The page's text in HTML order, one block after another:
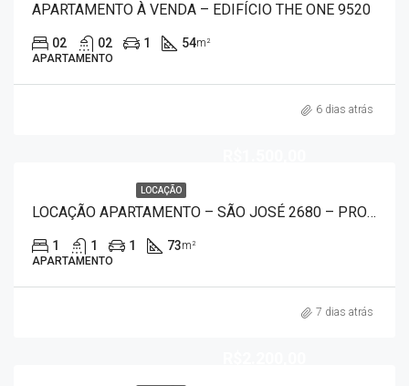
APARTAMENTO À VENDA – EDIFÍCIO THE ONE 9520
02 02 1 54m²
APARTAMENTO
6 dias atrás
LOCAÇÃO
LOCAÇÃO APARTAMENTO – SÃO JOSÉ 2680 – PROXIMO A UNIFACEF
1 1 1 73m²
APARTAMENTO
7 dias atrás